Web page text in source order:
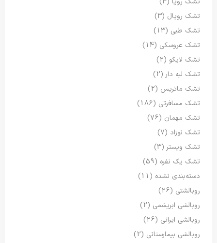
تشک رویال (3)
تشک طبی (13)
تشک عروسکی (14)
تشک لایکو (2)
تشک لبه دار (2)
تشک ماتریس (2)
تشک مسافرتی (186)
تشک مهمان (76)
تشک نوزاد (7)
تشک ویستر (3)
تشک یک نفره (59)
دسته‌بندی نشده (11)
روبالشتی (26)
روبالشی ابریشمی (2)
روبالشی ایرانی (26)
روبالشی بیمارستانی (2)